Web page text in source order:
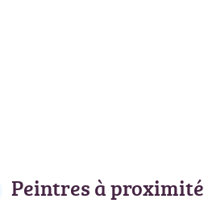
Peintres à proximité